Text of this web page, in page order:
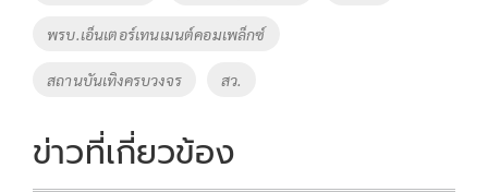
o
k k
พรบ.เอ็นเตอร์เทนเมนต์คอมเพล็กซ์
สถานบันเทิงครบวงจร สว.
ข่าวที่เกี่ยวข้อง